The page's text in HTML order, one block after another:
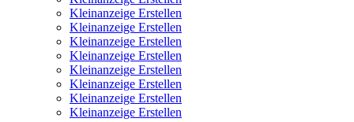
Kleinanzeige Erstellen
Kleinanzeige Erstellen
Kleinanzeige Erstellen
Kleinanzeige Erstellen
Kleinanzeige Erstellen
Kleinanzeige Erstellen
Kleinanzeige Erstellen
Kleinanzeige Erstellen